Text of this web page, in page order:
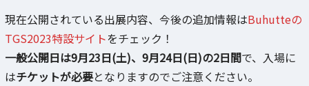
現在公開されている出展内容、今後の追加情報はBuhutteの
TGS2023特設サイトをチェック！
一般公開日は9月23日(土)、9月24日(日)の2日間で、入場に
はチケットが必要となりますのでご注意ください。